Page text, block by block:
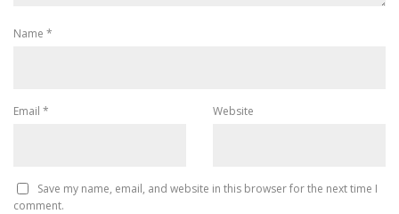
Name *
Email * Website
Save my name, email, and website in this browser for the next time I
comment.